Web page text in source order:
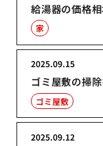
給湯器の価格
家
ゴミ屋敷の掃
2025.09.15
ゴミ屋敷
2025.09.12